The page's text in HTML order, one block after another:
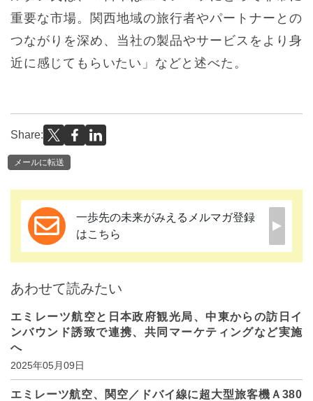
重要な市場。関西地域の旅行者やパートナーとの
つながりを深め、当社の製品やサービスをより身
近に感じてもらいたい」などと述べた。
Share:
メールに転送
一歩先の未来がみえるメルマガ登録
はこちら
あわせて読みたい
エミレーツ航空と日本政府観光局、中東からの訪日イ
ンバウンド誘致で連携、共同マーケティングなど実施
へ
2025年05月09日
エミレーツ航空、関空／ドバイ線に超大型旅客機Ａ380